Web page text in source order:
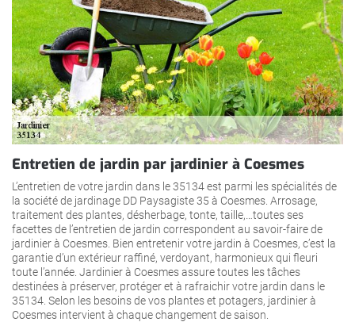
Entretien de jardin par jardinier à Coesmes
L’entretien de votre jardin dans le 35134 est parmi les spécialités de
la société de jardinage DD Paysagiste 35 à Coesmes. Arrosage,
traitement des plantes, désherbage, tonte, taille,…toutes ses
facettes de l’entretien de jardin correspondent au savoir-faire de
jardinier à Coesmes. Bien entretenir votre jardin à Coesmes, c’est la
garantie d’un extérieur raffiné, verdoyant, harmonieux qui fleuri
toute l’année. Jardinier à Coesmes assure toutes les tâches
destinées à préserver, protéger et à rafraichir votre jardin dans le
35134. Selon les besoins de vos plantes et potagers, jardinier à
Coesmes intervient à chaque changement de saison.